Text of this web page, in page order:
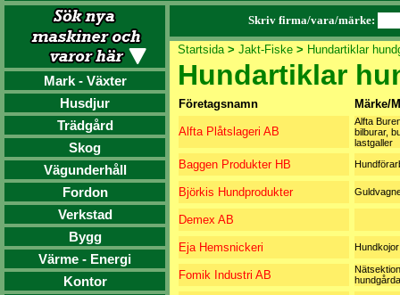
Mark - Växter
Husdjur
Trädgård
Skog
Vägunderhåll
Fordon
Verkstad
Bygg
Värme - Energi
Kontor
Skriv firma/vara/märke:
Startsida> Jakt-Fiske > Hundartiklar
Hundartiklar
Företagsnamn Märke/
Alfta Plåtslageri AB
Alfta
bilburar,
lastgaller
Baggen Produkter HB
Björkis Hundprodukter
Demex AB
Eja Hemsnickeri Hundkojor
Fomik Industri AB